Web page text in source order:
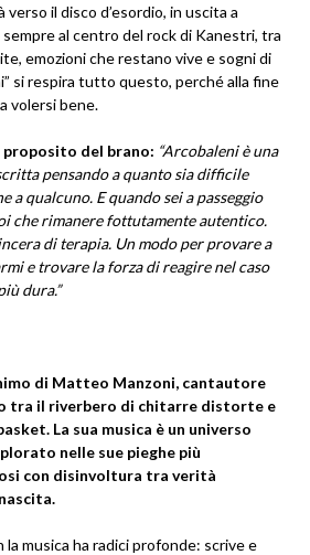
il disco d’esordio, in uscita a
sempre al centro del rock di Kanestri, tra
emozioni che restano vive e sogni di
si respira tutto questo, perché alla fine
volersi bene.
proposito del brano: “Arcobaleni è una
scritta pensando a quanto sia difficile
a qualcuno. E quando sei a passeggio
che rimanere fottutamente autentico.
di terapia. Un modo per provare a
e trovare la forza di reagire nel caso
dura.”
di Matteo Manzoni, cantautore
tra il riverbero di chitarre distorte e
La sua musica è un universo
nelle sue pieghe più
con disinvoltura tra verità
musica ha radici profonde: scrive e